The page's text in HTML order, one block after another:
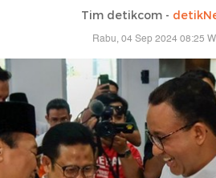
Tim detikcom -
Rabu, 04 Sep 2024 08:25